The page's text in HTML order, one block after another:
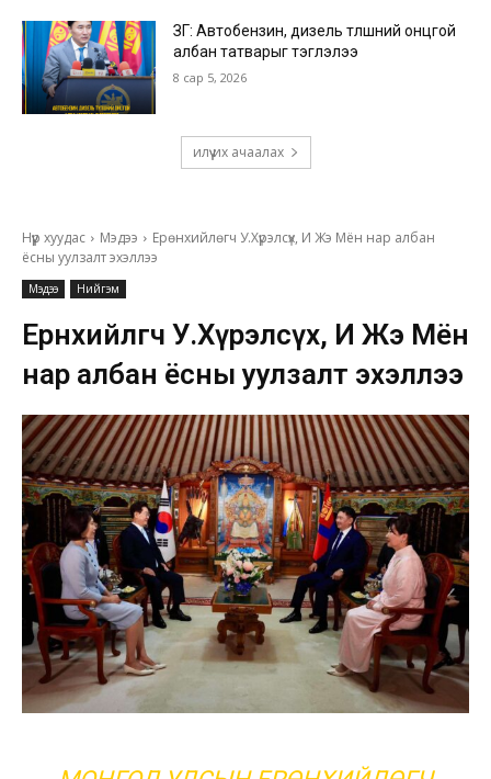
ЗГ: Автобензин, дизель түлшний онцгой
албан татварыг тэглэлээ
8 сар 5, 2026
илүү их ачаалах